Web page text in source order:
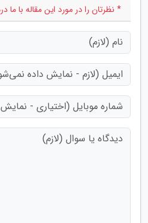
* نظرتان را در مورد این مقاله با ما